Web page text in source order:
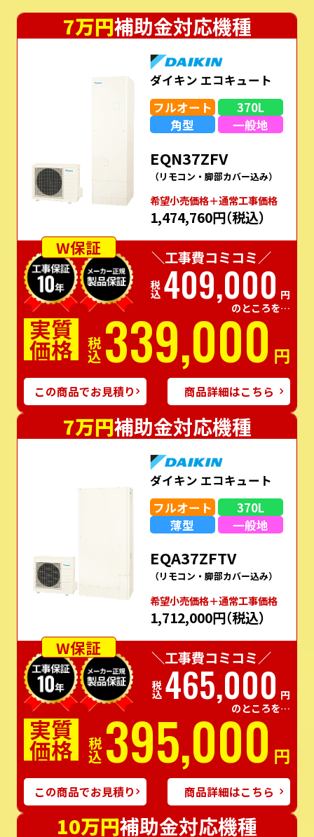
7万円補助金対応機種
ダイキン エコキュート
フルオート
370L
角型
一般地
EQN37ZFV
（リモコン・脚部カバー込み）
希望⼩売価格＋通常⼯事価格
1,474,760円（税込）
W保証
＼工事費コミコミ／
税込409,000 円
のところを…
実質
価格 税込339,000 円
この商品でお見積り 商品詳細はこちら
7万円補助金対応機種
ダイキン エコキュート
フルオート
370L
薄型
一般地
EQA37ZFTV
（リモコン・脚部カバー込み）
希望⼩売価格＋通常⼯事価格
1,712,000円（税込）
W保証
＼工事費コミコミ／
税込465,000 円
のところを…
実質
価格 税込395,000 円
この商品でお見積り 商品詳細はこちら
10万円補助金対応機種